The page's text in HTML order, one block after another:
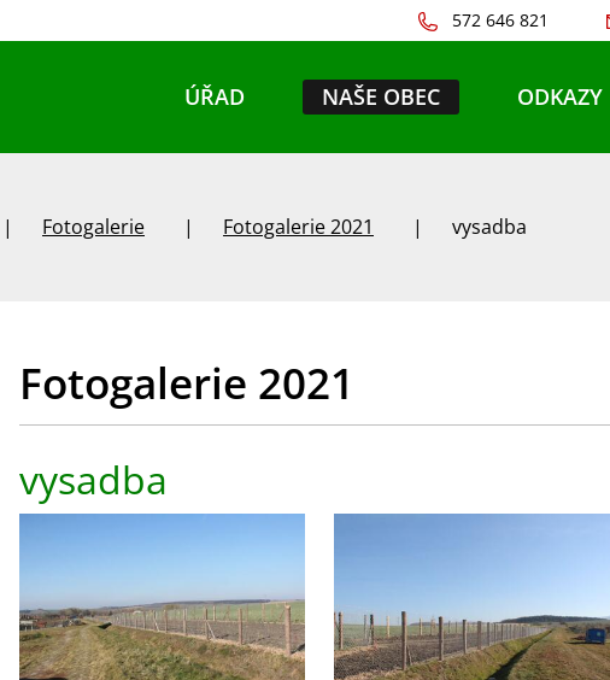
572 646 821
ÚŘAD NAŠE OBEC ODKAZY
Fotogalerie Fotogalerie 2021 vysadba
Fotogalerie 2021
vysadba